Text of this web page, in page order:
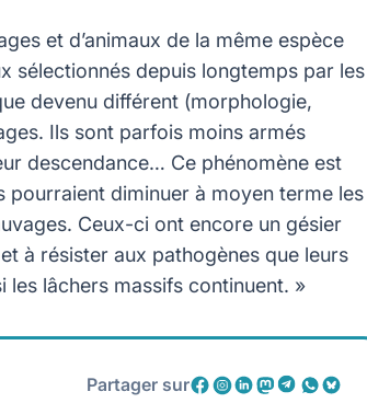
et d’animaux de la même espèce
sélectionnés depuis longtemps par les
devenu différent (morphologie,
Ils sont parfois moins armés
descendance… Ce phénomène est
pourraient diminuer à moyen terme les
Ceux-ci ont encore un gésier
à résister aux pathogènes que leurs
lâchers massifs continuent. »
Partager sur